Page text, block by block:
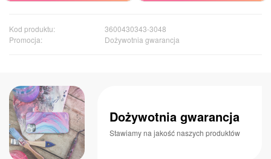
Kod produktu:
3600430343-3048
Promocja:
Dożywotnia gwarancja
Dożywotnia gwarancja
Stawiamy na jakość naszych produktów